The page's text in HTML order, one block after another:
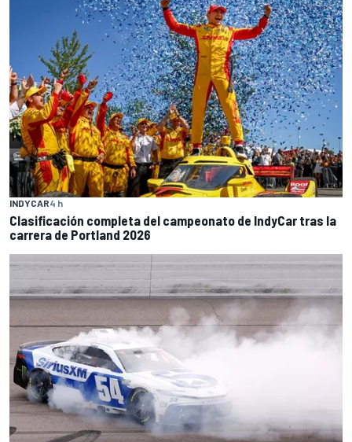
INDYCAR4 h
Clasificación completa del campeonato de IndyCar tras la
carrera de Portland 2026